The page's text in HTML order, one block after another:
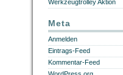
Werkzeugtrolley Aktion
Meta
Anmelden
Eintrags-Feed
Kommentar-Feed